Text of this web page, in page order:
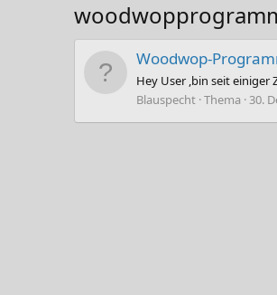
Woodwop-
Hey User ,bin seit
Blauspecht Thema 30.